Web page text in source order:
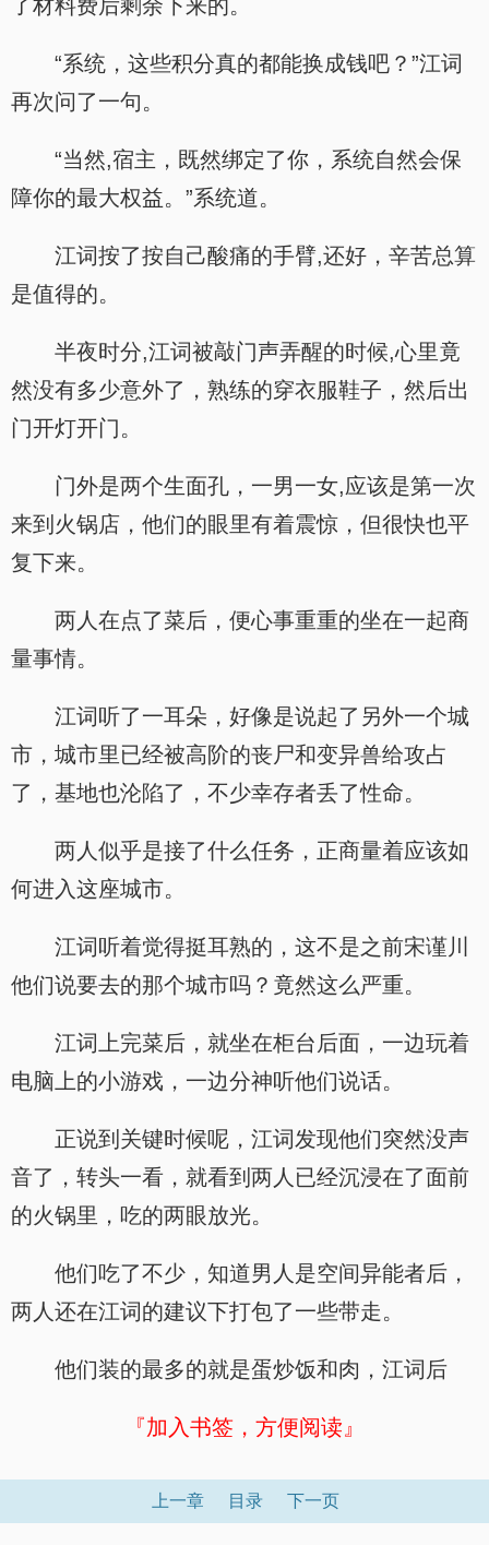
了材料费后剩余下来的。
“系统，这些积分真的都能换成钱吧？”江词
再次问了一句。
“当然,宿主，既然绑定了你，系统自然会保
障你的最大权益。”系统道。
江词按了按自己酸痛的手臂,还好，辛苦总算
是值得的。
半夜时分,江词被敲门声弄醒的时候,心里竟
然没有多少意外了，熟练的穿衣服鞋子，然后出
门开灯开门。
门外是两个生面孔，一男一女,应该是第一次
来到火锅店，他们的眼里有着震惊，但很快也平
复下来。
两人在点了菜后，便心事重重的坐在一起商
量事情。
江词听了一耳朵，好像是说起了另外一个城
市，城市里已经被高阶的丧尸和变异兽给攻占
了，基地也沦陷了，不少幸存者丢了性命。
两人似乎是接了什么任务，正商量着应该如
何进入这座城市。
江词听着觉得挺耳熟的，这不是之前宋谨川
他们说要去的那个城市吗？竟然这么严重。
江词上完菜后，就坐在柜台后面，一边玩着
电脑上的小游戏，一边分神听他们说话。
正说到关键时候呢，江词发现他们突然没声
音了，转头一看，就看到两人已经沉浸在了面前
的火锅里，吃的两眼放光。
他们吃了不少，知道男人是空间异能者后，
两人还在江词的建议下打包了一些带走。
他们装的最多的就是蛋炒饭和肉，江词后
『加入书签，方便阅读』
上一章 目录 下一页